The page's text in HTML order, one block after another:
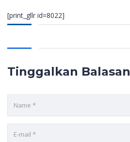
[print_gllr id=8022]
Tinggalkan Balasan